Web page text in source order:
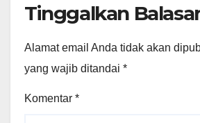
Tinggalkan
Alamat email Anda tidak akan
yang wajib ditandai *
Komentar *